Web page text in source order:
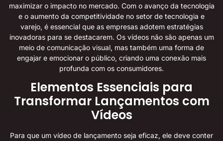
maximizar o impacto no mercado. Com o avanço da tecnologia
e o aumento da competitividade no setor de tecnologia e
varejo, é essencial que as empresas adotem estratégias
inovadoras para se destacarem. Os vídeos não são apenas um
meio de comunicação visual, mas também uma forma de
engajar e emocionar o público, criando uma conexão mais
profunda com os consumidores.
Elementos Essenciais para
Transformar Lançamentos com
Vídeos
Para que um vídeo de lançamento seja eficaz, ele deve conter